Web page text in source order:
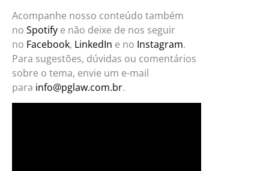
Acompanhe nosso conteúdo também
no Spotify e não deixe de nos seguir
no Facebook, LinkedIn e no Instagram.
Para sugestões, dúvidas ou comentários
sobre o tema, envie um e-mail
para info@pglaw.com.br.